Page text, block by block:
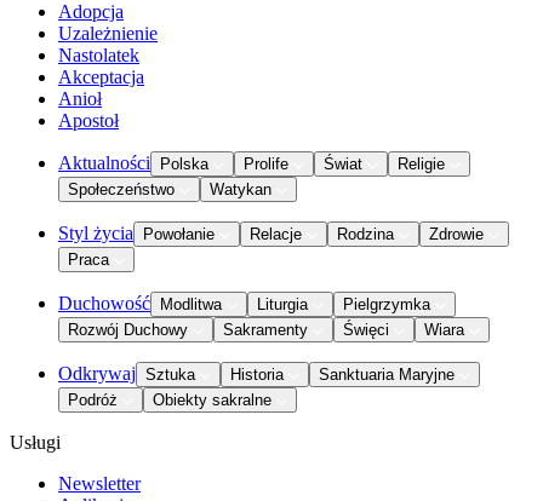
Adopcja
Uzależnienie
Nastolatek
Akceptacja
Anioł
Apostoł
Aktualności Polska Prolife Świat
Religie
Społeczeństwo
Watykan
Styl życia Powołanie Relacje Rodzina
Zdrowie
Praca
Duchowość Modlitwa Liturgia
Pielgrzymka
Rozwój Duchowy
Sakramenty Święci Wiara
Odkrywaj Sztuka Historia
Sanktuaria Maryjne
Podróż
Obiekty sakralne
Usługi
Newsletter